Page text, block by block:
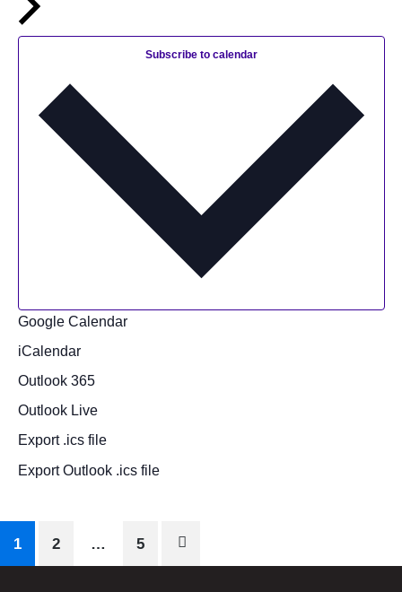
e
Subscribe to calendar
Google Calendar
iCalendar
Outlook 365
Outlook Live
Export .ics file
Export Outlook .ics file
1 2 … 5